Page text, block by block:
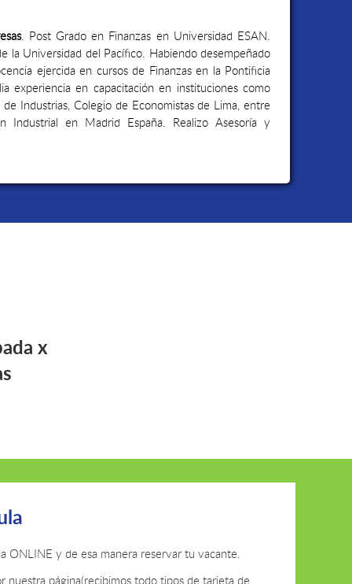
. Post Grado en Finanzas en Universidad ESAN.
la Universidad del Pacífico. Habiendo desempeñado
ejercida en cursos de Finanzas en la Pontificia
experiencia en capacitación en instituciones como
Industrias, Colegio de Economistas de Lima, entre
Industrial en Madrid España. Realizo Asesoría y
x
ONLINE y de esa manera reservar tu vacante.
nuestra página(recibimos todo tipos de tarjeta de